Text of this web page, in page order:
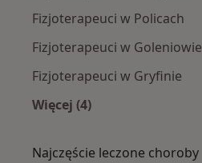
Fizjoterapeuci w Policach
Fizjoterapeuci w Goleniowie
Fizjoterapeuci w Gryfinie
Więcej (4)
Najczęście leczone choroby